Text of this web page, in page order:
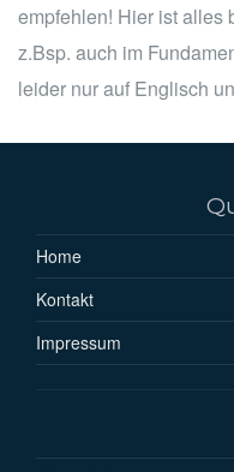
empfehlen! Hier ist alles
z.Bsp. auch im
leider nur auf Englisch
Home
Kontakt
Impressum